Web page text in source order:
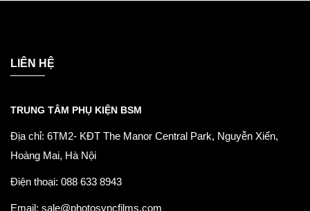
LIÊN HỆ
TRUNG TÂM PHỤ KIỆN BSM
Địa chỉ: 6TM2- KĐT The Manor Central Park, Nguyễn Xiển,
Hoàng Mai, Hà Nội
Điện thoại: 088 633 8943
Email: sale@photosyncfilms.com